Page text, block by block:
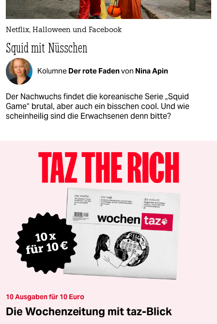
Netflix, Halloween und Facebook
Squid mit Nüsschen
Kolumne Der rote Fadenvon Nina Apin
Der Nachwuchs findet die koreanische Serie „Squid
Game“ brutal, aber auch ein bisschen cool. Und wie
scheinheilig sind die Erwachsenen denn bitte?
10 Ausgaben für 10 Euro
Die Wochenzeitung mit taz-Blick